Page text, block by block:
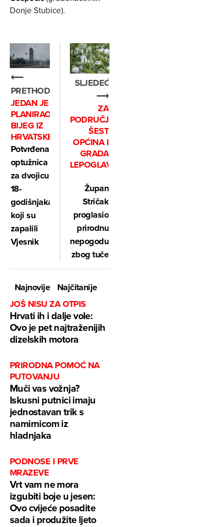
Donje Stubice).
⟵
PRETHODNO
JEDAN JE
PLANIRAO
BIJEG IZ
HRVATSKE?
Potvrđena
optužnica
za dvojicu
18-
godišnjaka
koji su
zapalili
Vjesnik
SLJEDEĆE
⟶
ZA
PODRUČJE
ŠEST
OPĆINA I
GRADA
LEPOGLAVE
Župan
Stričak
proglasio
prirodnu
nepogodu
zbog tuče
Najnovije
Najčitanije
JOŠ NISU ZA OTPIS
Hrvati ih i dalje vole:
Ovo je pet najtraženijih
dizelskih motora
PRIRODNA POMOĆ NA
PUTOVANJU
Muči vas vožnja?
Iskusni putnici imaju
jednostavan trik s
namirnicom iz
hladnjaka
PODNOSE I PRVE
MRAZEVE
Vrt vam ne mora
izgubiti boje u jesen:
Ovo cvijeće posadite
sada i produžite ljeto